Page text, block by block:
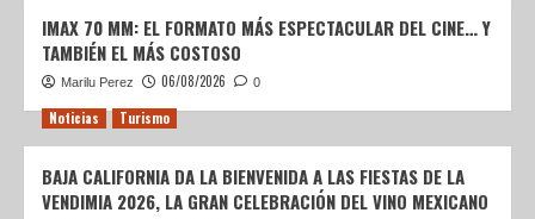
IMAX 70 MM: EL FORMATO MÁS ESPECTACULAR DEL CINE… Y
TAMBIÉN EL MÁS COSTOSO
Marilu Perez 06/08/2026 0
Noticias Turismo
BAJA CALIFORNIA DA LA BIENVENIDA A LAS FIESTAS DE LA
VENDIMIA 2026, LA GRAN CELEBRACIÓN DEL VINO MEXICANO